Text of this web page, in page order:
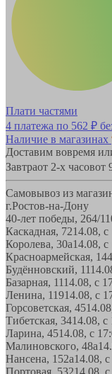
Плати частями
4 платежа по 562 ₽
Наличие в магазинах
Доставим вовремя
Завтраот 2-х часовот
Самовывоз из
г.Ростов-на-Дону
40-лет победы, 264/
Каскадная, 7214.08,
Королева, 30а14.08,
Красноармейская, 144
Будённовский, 11
Базарная, 1114.08, с
Ленина, 11914.08, с
Горсоветская, 45
Тибетская, 3414.08, с
Ларина, 4514.08, с
Малиновского, 48а
Нансена, 152а14.08,
Портовая, 53214.08,